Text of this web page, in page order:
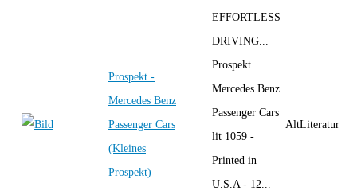
EFFORTLESS
DRIVING...
Prospekt -
Mercedes Benz
Passenger Cars
(Kleines
Prospekt)
Prospekt
Mercedes Benz
Passenger Cars
lit 1059 -
Printed in
U.S.A - 12...
AltLiteratur